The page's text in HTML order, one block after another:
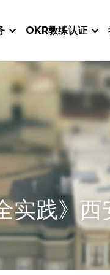
OKR教练认证
实践》西